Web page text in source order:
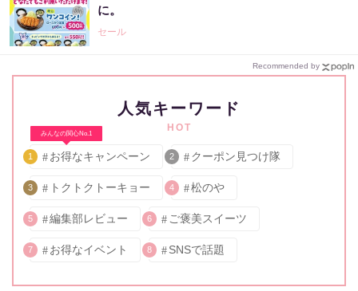
に。
セール
Recommended by
人気キーワード
HOT
みんなの関心No.1
1 お得なキャンペーン 2 クーポン見つけ隊
3 トクトクトーキョー 4 松のや
5 編集部レビュー 6 ご褒美スイーツ
7 お得なイベント 8 SNSで話題